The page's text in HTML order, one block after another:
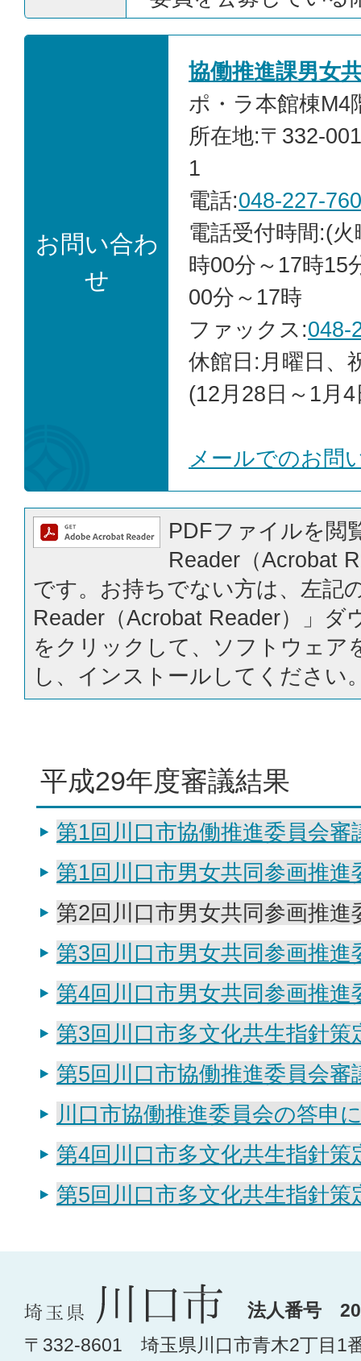
お問い合わ
せ
協働推進課男女
ポ・ラ本館棟M4
所在地:〒332-
1
電話:048-227-
電話受付時間:(
時00分～17時15
00分～17時
ファックス:048-
休館日:月曜日、
(12月28日～1月4
メールでのお問
PDFファイルを閲
Reader（Acrobat
です。お持ちでない方は、左記
Reader（Acrobat Reader）」ダ
をクリックして、ソフトウェア
し、インストールしてください
平成29年度審議結果
第1回川口市協働推進委員会審
第1回川口市男女共同参画推進
第2回川口市男女共同参画推進
第3回川口市男女共同参画推進
第4回川口市男女共同参画推進
第3回川口市多文化共生指針策
第5回川口市協働推進委員会審
川口市協働推進委員会の答申
第4回川口市多文化共生指針策
第5回川口市多文化共生指針策
法人番号
〒332-8601 埼玉県川口市青木2丁目1